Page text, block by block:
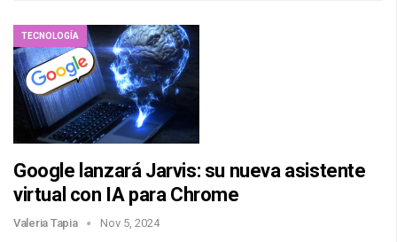
TECNOLOGÍA
Google lanzará Jarvis: su nueva asistente
virtual con IA para Chrome
Valeria Tapia Nov 5, 2024